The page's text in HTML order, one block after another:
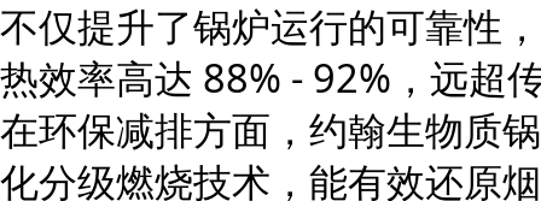
不仅提升了锅炉运行的可靠性
热效率高达 88% - 92%，远超
在环保减排方面，约翰生物质
化分级燃烧技术，能有效还原